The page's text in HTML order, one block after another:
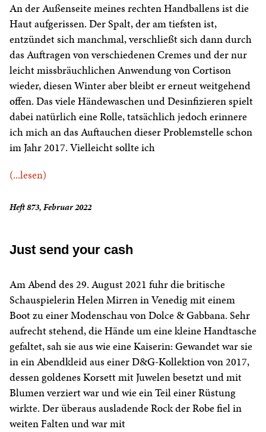
An der Außenseite meines rechten Handballens ist die
Haut aufgerissen. Der Spalt, der am tiefsten ist,
entzündet sich manchmal, verschließt sich dann durch
das Auftragen von verschiedenen Cremes und der nur
leicht missbräuchlichen Anwendung von Cortison
wieder, diesen Winter aber bleibt er erneut weitgehend
offen. Das viele Händewaschen und Desinfizieren spielt
dabei natürlich eine Rolle, tatsächlich jedoch erinnere
ich mich an das Auftauchen dieser Problemstelle schon
im Jahr 2017. Vielleicht sollte ich
(...lesen)
Heft 873, Februar 2022
Just send your cash
Am Abend des 29. August 2021 fuhr die britische
Schauspielerin Helen Mirren in Venedig mit einem
Boot zu einer Modenschau von Dolce & Gabbana. Sehr
aufrecht stehend, die Hände um eine kleine Handtasche
gefaltet, sah sie aus wie eine Kaiserin: Gewandet war sie
in ein Abendkleid aus einer D&G-Kollektion von 2017,
dessen goldenes Korsett mit Juwelen besetzt und mit
Blumen verziert war und wie ein Teil einer Rüstung
wirkte. Der überaus ausladende Rock der Robe fiel in
weiten Falten und war mit